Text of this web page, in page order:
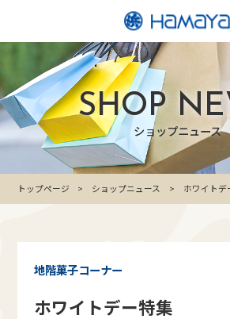
SHOP
ショップニュース
トップページ ショップニュース ホワイトデ
地階菓子コーナー
ホワイトデー特集